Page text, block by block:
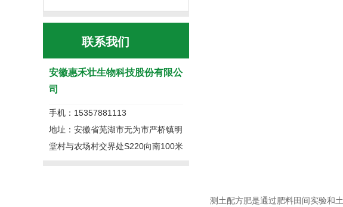
联系我们
安徽惠禾壮生物科技股份有限公
司
手机：15357881113
地址：安徽省芜湖市无为市严桥镇明
堂村与农场村交界处S220向南100米
测土配方肥是通过肥料田间实验和